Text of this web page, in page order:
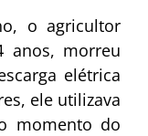
o agricultor
anos, morreu
elétrica
ele utilizava
momento do